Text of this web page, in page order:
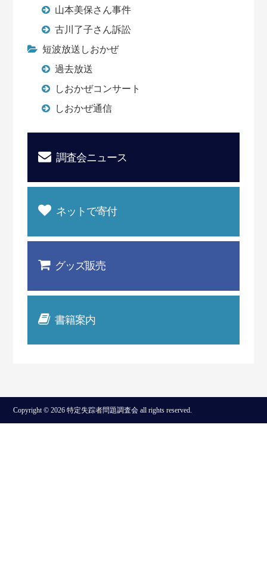
山本美保さん事件
古川了子さん訴訟
短波放送しおかぜ
過去放送
しおかぜコンサート
しおかぜ通信
調査会ニュース
ネットで寄付
グッズ販売
書籍案内
Copyright © 2026 特定失踪者問題調査会 all rights reserved.